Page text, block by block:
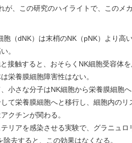
が、この研究のハイライトで、このメ
胞（dNK）は末梢のNK（pNK）より高
。
接触すると、おそらくNK細胞受容体
栄養膜細胞障害性はない。
小さな分子はNK細胞から栄養膜細胞
て栄養膜細胞へと移行し、細胞内の
クチンが関わる。
リアを感染させる実験で、グラニュ
去すると、この効果はなくなる。